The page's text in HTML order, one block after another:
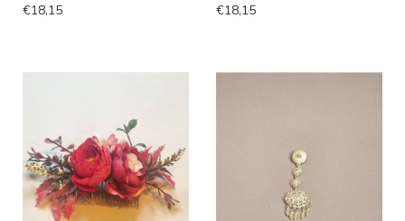
€18,15 €18,15